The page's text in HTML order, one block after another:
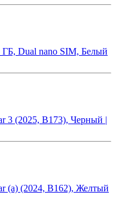
Dual nano SIM, Белый
3 (2025, B173), Черный |
(a) (2024, B162), Желтый